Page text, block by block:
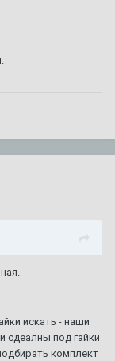
искать - наши
сдеалны под гайки
комплект